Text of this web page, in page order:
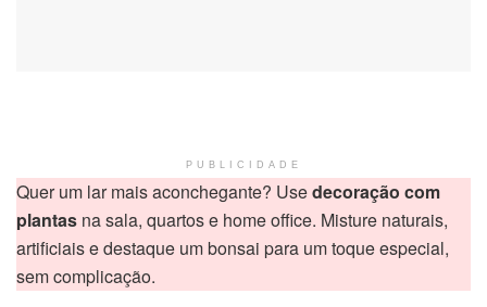
PUBLICIDADE
Quer um lar mais aconchegante? Usedecoração com
plantas na sala, quartos e home office. Misture naturais,
artificiais e destaque um bonsai para um toque especial,
sem complicação.